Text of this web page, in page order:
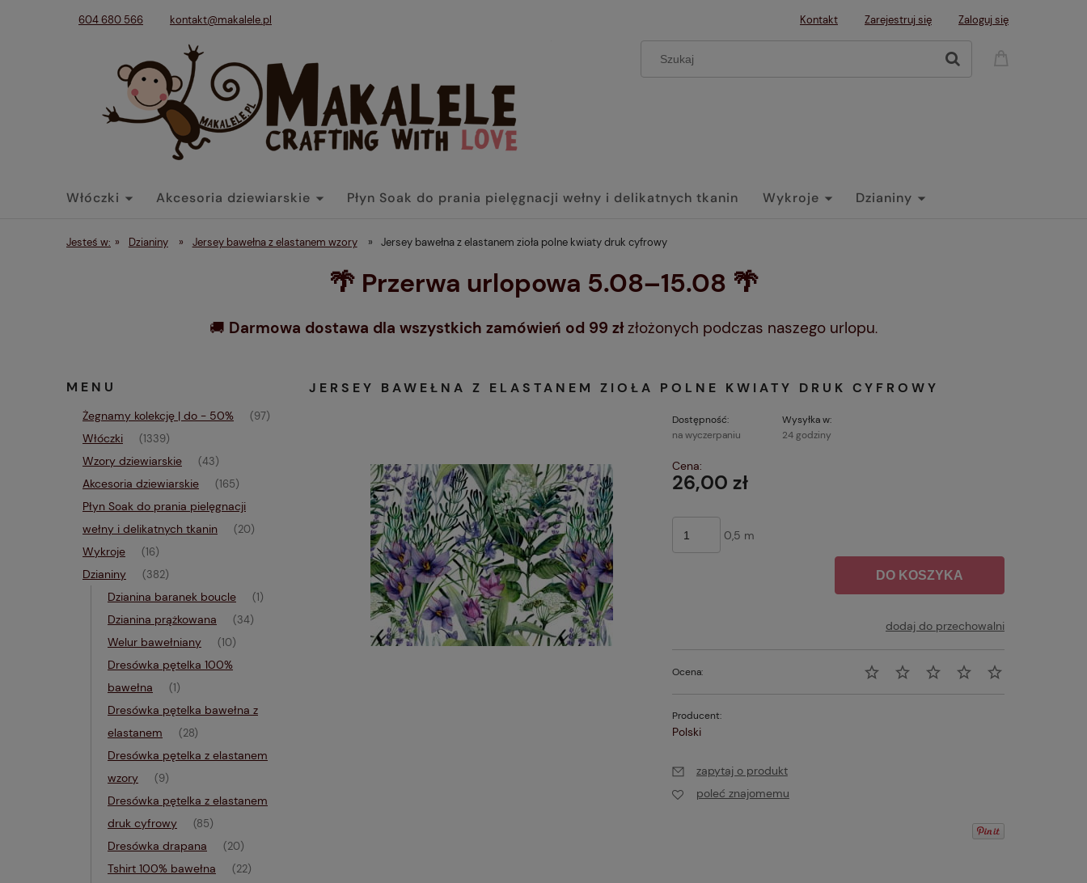
604 680 566 kontakt@makalele.pl Kontakt Zarejestruj się Zaloguj się
Włóczki Akcesoria dziewiarskie Płyn Soak do prania pielęgnacji wełny i delikatnych tkanin Wykroje Dzianiny
Tkaniny Dodatki Końcówki belek
Jesteś w: » Dzianiny » Jersey bawełna z elastanem wzory » Jersey bawełna z elastanem zioła polne kwiaty druk cyfrowy
🌴 Przerwa urlopowa 5.08–15.08 🌴
🚚 Darmowa dostawa dla wszystkich zamówień od 99 złzłożonych podczas naszego urlopu.
MENU
Żegnamy kolekcję | do - 50% (97)
Włóczki (1339)
Wzory dziewiarskie (43)
Akcesoria dziewiarskie (165)
Płyn Soak do prania pielęgnacji
wełny i delikatnych tkanin
(20)
Wykroje (16)
Dzianiny (382)
Dzianina baranek boucle (1)
Dzianina prążkowana (34)
Welur bawełniany (10)
Dresówka pętelka 100%
bawełna
(1)
Dresówka pętelka bawełna z
elastanem
(28)
Dresówka pętelka z elastanem
wzory
(9)
Dresówka pętelka z elastanem
druk cyfrowy
(85)
Dresówka drapana (20)
Tshirt 100% bawełna (22)
JERSEY BAWEŁNA Z ELASTANEM ZIOŁA POLNE KWIATY DRUK CYFROWY
Dostępność:
na wyczerpaniu
Wysyłka w:
24 godziny
Cena:
26,00 zł
0,5 m
DO KOSZYKA
dodaj do przechowalni
Ocena:
Producent:
Polski
zapytaj o produkt
poleć znajomemu